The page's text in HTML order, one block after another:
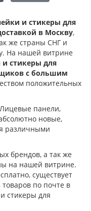
и стикеры для
в Москву,
же страны СНГ и
На нашей витрине
стикеры для
с большим
положительных
панели,
новые,
различными
брендов, а так же
на нашей витрине.
существует
товаров по почте в
стикеры для